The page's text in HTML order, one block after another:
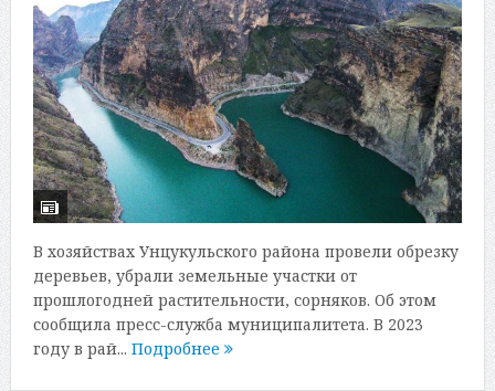
В хозяйствах Унцукульского района провели обрезку
деревьев, убрали земельные участки от
прошлогодней растительности, сорняков. Об этом
сообщила пресс-служба муниципалитета. В 2023
году в рай... Подробнее